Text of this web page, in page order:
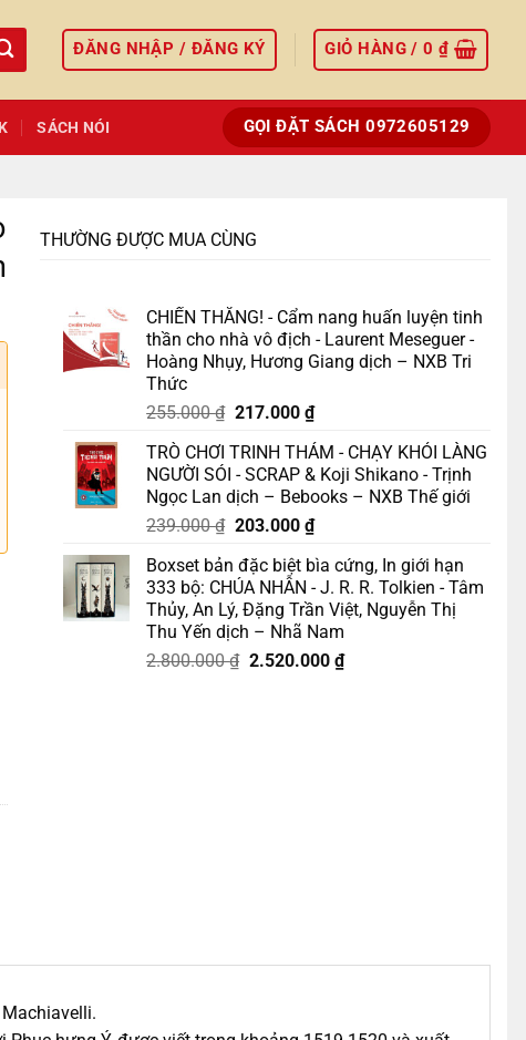
ĐĂNG NHẬP / ĐĂNG KÝ GIỎ HÀNG /0₫
SÁCH NÓI GỌI ĐẶT SÁCH 0972605129
dịch – Omega Plus số lượng
THƯỜNG ĐƯỢC MUA CÙNG
CHIẾN THẮNG! - Cẩm nang huấn luyện tinh
thần cho nhà vô địch - Laurent Meseguer -
Hoàng Nhụy, Hương Giang dịch – NXB Tri
Thức
255.000₫ Giá
là:
255.000 ₫.
217.000 ₫Giá
tại
là:
217.000 ₫.
TRÒ CHƠI TRINH THÁM - CHẠY KHỎI LÀNG
NGƯỜI SÓI - SCRAP & Koji Shikano - Trịnh
Ngọc Lan dịch – Bebooks – NXB Thế giới
239.000₫ Giá
là:
239.000 ₫.
203.000 ₫Giá
tại
là:
203.000 ₫.
Boxset bản đặc biệt bìa cứng, In giới hạn
333 bộ: CHÚA NHẪN - J. R. R. Tolkien - Tâm
Thủy, An Lý, Đặng Trần Việt, Nguyễn Thị
Thu Yến dịch – Nhã Nam
2.800.000₫ Giá
2.520.000 ₫Giá